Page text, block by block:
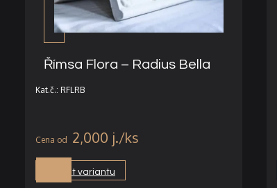
Římsa Flora – Radius Bella
Kat.č.: RFLRB
2,000 j.
Vybrat variantu